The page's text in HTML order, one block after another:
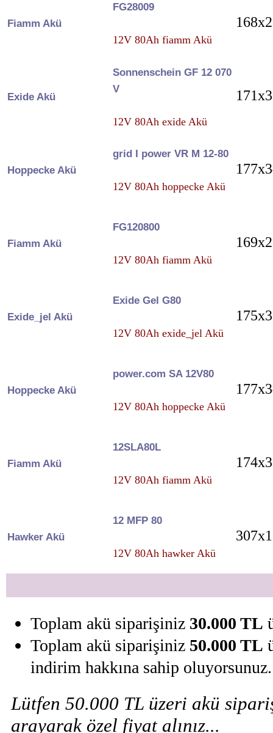
Fiamm Akü
FG28009
12V 80Ah fiamm Akü
Exide Akü
Sonnenschein GF 12 070
V
12V 80Ah exide Akü
Hoppecke Akü
grid I power VR M 12-80
12V 80Ah hoppecke Akü
Fiamm Akü
FG120800
12V 80Ah fiamm Akü
Exide_jel Akü
Exide Gel G80
12V 80Ah exide_jel Akü
Hoppecke Akü
power.com SA 12V80
12V 80Ah hoppecke Akü
Fiamm Akü
12SLA80L
12V 80Ah fiamm Akü
Hawker Akü
12 MFP 80
12V 80Ah hawker Akü
Toplam akü siparişiniz 30.000 TL
Toplam akü siparişiniz 50.000 TL
indirim hakkına sahip oluyorsunuz.
Lütfen 50.000 TL üzeri akü
arayarak özel fiyat alınız...